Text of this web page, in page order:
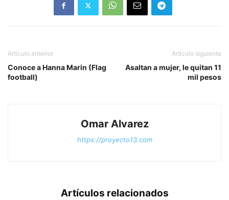
Artículo anterior
Conoce a Hanna Marin (Flag
football)
Artículo siguiente
Asaltan a mujer, le quitan 11
mil pesos
Omar Alvarez
https://proyecto13.com
Artículos relacionados